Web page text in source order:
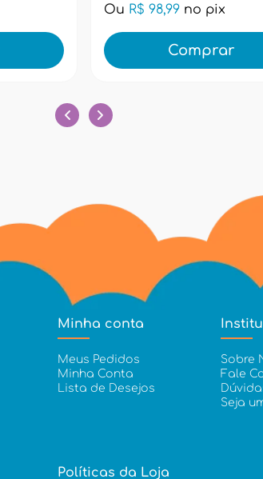
Ou R$ 98,99 no pix
Comprar
Minha conta
Meus Pedidos
Minha Conta
Lista de Desejos
Sobre
Fale
Seja
Políticas da Loja